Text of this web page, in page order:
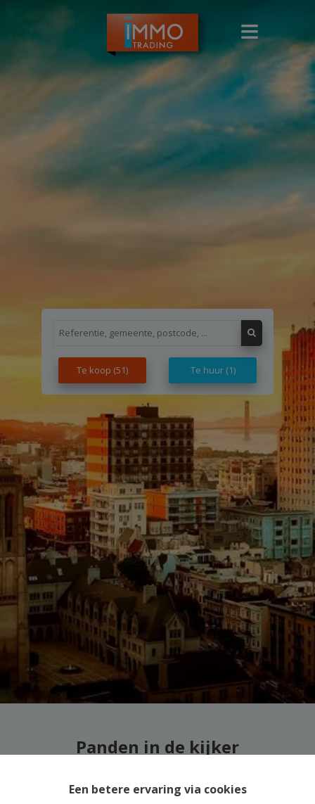
Een betere ervaring via cookies
Te koop (51) Te huur(1)
Panden in de kijker
Navigated to Uw partner in verkoop & verhuur van